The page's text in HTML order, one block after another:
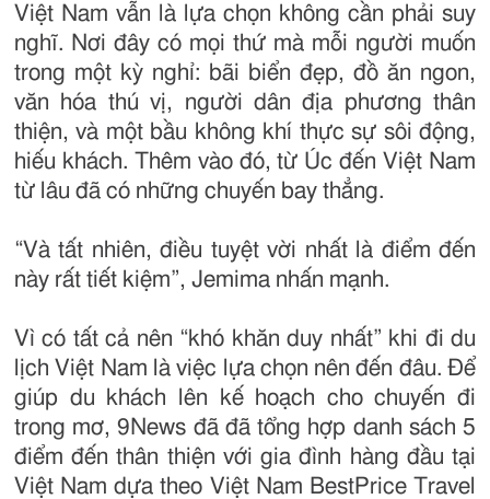
Việt Nam vẫn là lựa chọn không cần phải suy
nghĩ. Nơi đây có mọi thứ mà mỗi người muốn
trong một kỳ nghỉ: bãi biển đẹp, đồ ăn ngon,
văn hóa thú vị, người dân địa phương thân
thiện, và một bầu không khí thực sự sôi động,
hiếu khách. Thêm vào đó, từ Úc đến Việt Nam
từ lâu đã có những chuyến bay thẳng.
“Và tất nhiên, điều tuyệt vời nhất là điểm đến
này rất tiết kiệm”, Jemima nhấn mạnh.
Vì có tất cả nên “khó khăn duy nhất” khi đi du
lịch Việt Nam là việc lựa chọn nên đến đâu. Để
giúp du khách lên kế hoạch cho chuyến đi
trong mơ, 9News đã đã tổng hợp danh sách 5
điểm đến thân thiện với gia đình hàng đầu tại
Việt Nam dựa theo Việt Nam BestPrice Travel